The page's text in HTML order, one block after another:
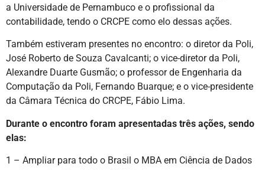
a Universidade de Pernambuco e o profissional da
contabilidade, tendo o CRCPE como elo dessas ações.
Também estiveram presentes no encontro: o diretor da Poli,
José Roberto de Souza Cavalcanti; o vice-diretor da Poli,
Alexandre Duarte Gusmão; o professor de Engenharia da
Computação da Poli, Fernando Buarque; e o vice-presidente
da Câmara Técnica do CRCPE, Fábio Lima.
Durante o encontro foram apresentadas três ações, sendo
elas:
1 – Ampliar para todo o Brasil o MBA em Ciência de Dados